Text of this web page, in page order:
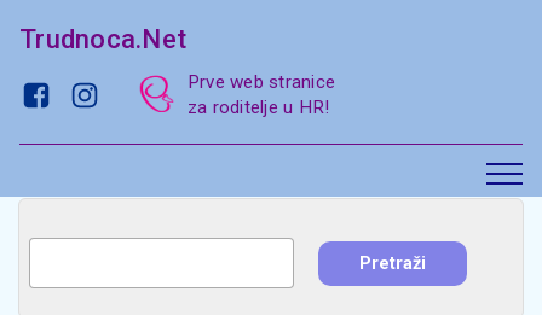
Trudnoca.Net
Prve web stranice
za roditelje u HR!